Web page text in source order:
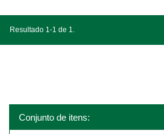
Resultado 1-1 de 1.
Conjunto de itens: